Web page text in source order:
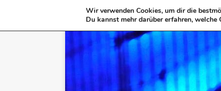
Wir verwenden Cookies, um dir die
Du kannst mehr darüber erfahren,